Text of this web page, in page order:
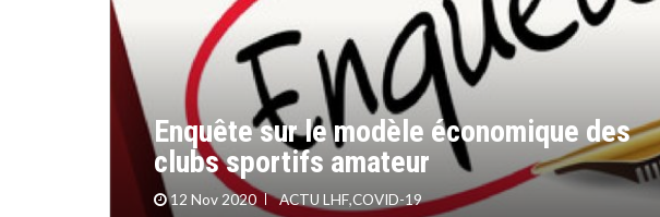
Enquête sur le modèle économique des
clubs sportifs amateur
12 Nov 2020 ACTU LHF,COVID-19